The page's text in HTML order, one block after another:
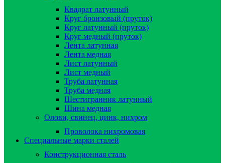
Квадрат латунный
Круг бронзовый (пруток)
Круг латунный (пруток)
Круг медный (пруток)
Лента латунная
Лента медная
Лист латунный
Лист медный
Труба латунная
Труба медная
Шестигранник латунный
Шина медная
Олови, свинец, цинк, нихром
Проволока нихромовая
Специальные марки сталей
Конструкционная сталь